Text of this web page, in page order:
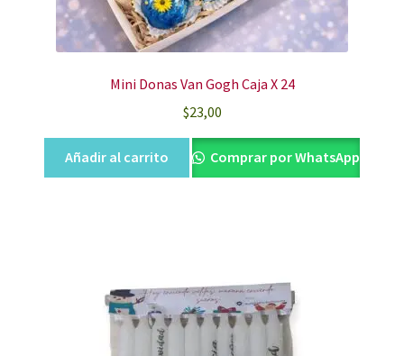
Mini Donas Van Gogh Caja X 24
$23,00
Añadir al carrito Comprar por WhatsApp